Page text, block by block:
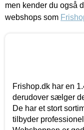
men kender du også
webshops som
Frishop.dk har en
derudover sælger
De har et stort
tilbyder